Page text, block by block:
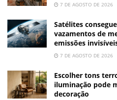
7 DE AGOSTO DE 2026
Satélites
vazamentos de
emissões
7 DE AGOSTO DE 2026
Escolher tons
iluminação pode
decoração